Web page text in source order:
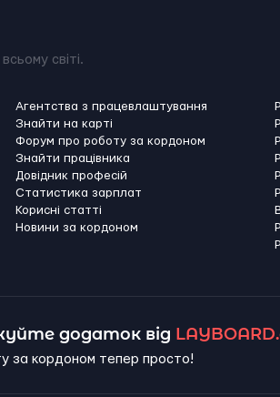
світі.
Агентства з працевлаштування
Знайти на карті
Форум про роботу за кордоном
Знайти працівника
Довідник професій
Статистика зарплат
Корисні статті
Новини за кордоном
додаток від
за кордоном тепер просто!